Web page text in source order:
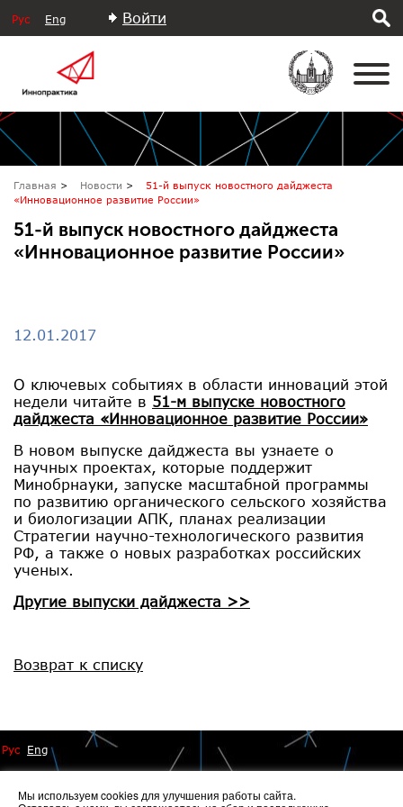
Рус Eng Войти
Главная Новости
51-й выпуск новостного дайджеста
«Инновационное развитие России»
51-й выпуск новостного дайджеста
«Инновационное развитие России»
12.01.2017
О ключевых событиях в области инноваций этой
недели читайте в 51-м выпуске новостного
дайджеста «Инновационное развитие России»
В новом выпуске дайджеста вы узнаете о
научных проектах, которые поддержит
Минобрнауки, запуске масштабной программы
по развитию органического сельского хозяйства
и биологизации АПК, планах реализации
Стратегии научно-технологического развития
РФ, а также о новых разработках российских
ученых.
Другие выпуски дайджеста >>
Возврат к списку
Рус Eng
Мы используем cookies для улучшения работы сайта.